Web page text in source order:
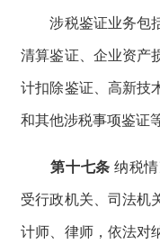
涉税鉴证业务包括
清算鉴证、企业资产
计扣除鉴证、高新技
和其他涉税事项鉴证等
第十七条 纳税
受行政机关、司法机
计师、律师，依法对